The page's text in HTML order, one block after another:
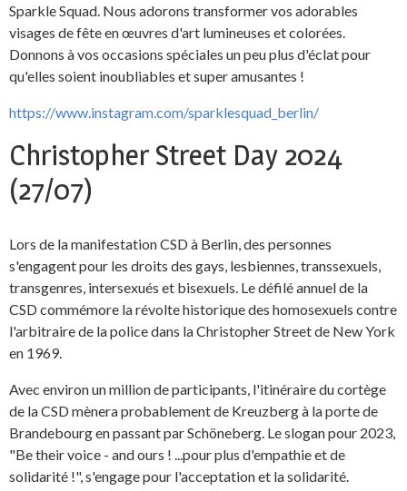
Sparkle Squad. Nous adorons transformer vos adorables
visages de fête en œuvres d'art lumineuses et colorées.
Donnons à vos occasions spéciales un peu plus d'éclat pour
qu'elles soient inoubliables et super amusantes !
https://www.instagram.com/sparklesquad_berlin/
Christopher Street Day 2024
(27/07)
Lors de la manifestation CSD à Berlin, des personnes
s'engagent pour les droits des gays, lesbiennes, transsexuels,
transgenres, intersexués et bisexuels. Le défilé annuel de la
CSD commémore la révolte historique des homosexuels contre
l'arbitraire de la police dans la Christopher Street de New York
en 1969.
Avec environ un million de participants, l'itinéraire du cortège
de la CSD mènera probablement de Kreuzberg à la porte de
Brandebourg en passant par Schöneberg. Le slogan pour 2023,
"Be their voice - and ours ! ...pour plus d'empathie et de
solidarité !", s'engage pour l'acceptation et la solidarité.